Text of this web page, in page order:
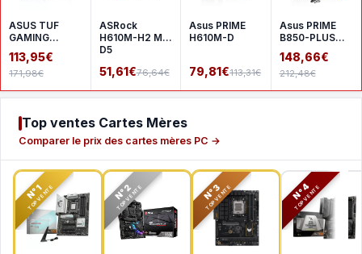
ASUS TUF
GAMING
A620AM-
PLUS WIFI
113,95€
171,98€
ASRock
H610M-H2 M.2
D5
51,61€76,64€
Asus PRIME
H610M-D
79,81€113,31€
Asus PRIME
B850-PLUS
WIFI
148,66€
212,48€
Top ventes Cartes Mères
Comparer le prix des cartes mères PC →
N°1
TOP VENTE N°2
TOP VENTE N°3
TOP VENTE N°4
TOP VENTE